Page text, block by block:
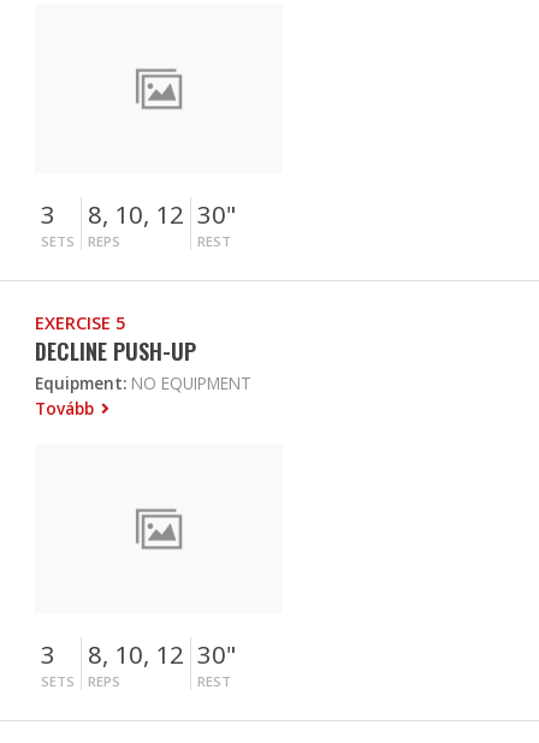
3
SETS
8, 10, 12
REPS
30"
REST
EXERCISE 5
DECLINE PUSH-UP
Equipment: NO EQUIPMENT
Tovább
3
SETS
8, 10, 12
REPS
30"
REST